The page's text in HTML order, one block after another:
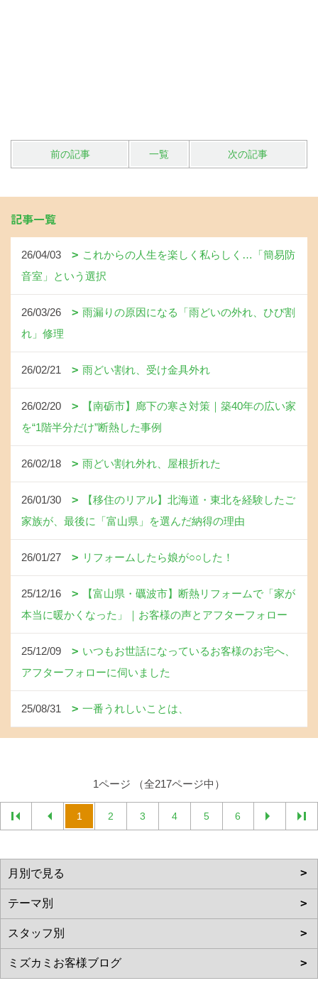
前の記事 一覧 次の記事
記事一覧
26/04/03
これからの人生を楽しく私らしく…「簡易防
音室」という選択
26/03/26
雨漏りの原因になる「雨どいの外れ、ひび割
れ」修理
26/02/21 雨どい割れ、受け金具外れ
26/02/20
【南砺市】廊下の寒さ対策｜築40年の広い家
を“1階半分だけ”断熱した事例
26/02/18 雨どい割れ外れ、屋根折れた
26/01/30
【移住のリアル】北海道・東北を経験したご
家族が、最後に「富山県」を選んだ納得の理由
26/01/27 リフォームしたら娘が○○した！
25/12/16
【富山県・礪波市】断熱リフォームで「家が
本当に暖かくなった」｜お客様の声とアフターフォロー
25/12/09
いつもお世話になっているお客様のお宅へ、
アフターフォローに伺いました
25/08/31 一番うれしいことは、
1ページ （全217ページ中）
1 2 3 4 5 6